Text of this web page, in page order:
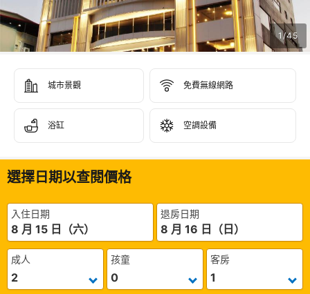
1 /45
城市景觀 免費無線網路
浴缸 空調設備
選擇日期以查閱價格
入住日期
8 月 15 日（六）
退房日期
8 月 16 日（日）
成人 孩童 客房